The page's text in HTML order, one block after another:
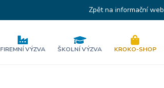
Zpět na informační web
FIREMNÍ VÝZVA ŠKOLNÍ VÝZVA KROKO-SHOP